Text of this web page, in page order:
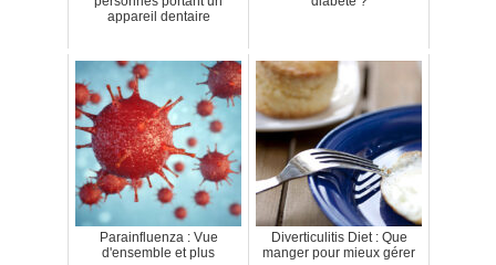
appareil dentaire
Parainfluenza : Vue
d'ensemble et plus
Diverticulitis Diet : Que
manger pour mieux gérer